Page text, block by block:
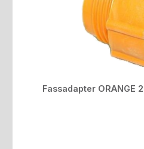
Fassadapter ORANGE